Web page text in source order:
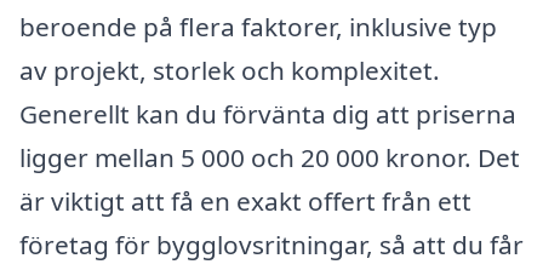
beroende på flera faktorer, inklusive typ
av projekt, storlek och komplexitet.
Generellt kan du förvänta dig att priserna
ligger mellan 5 000 och 20 000 kronor. Det
är viktigt att få en exakt offert från ett
företag för bygglovsritningar, så att du får